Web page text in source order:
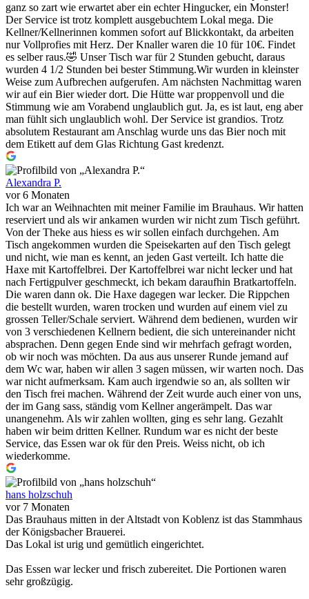
ganz so zart wie erwartet aber ein echter Hingucker, ein Monster!
Der Service ist trotz komplett ausgebuchtem Lokal mega. Die
Kellner/Kellnerinnen kommen sofort auf Blickkontakt, da arbeiten
nur Vollprofies mit Herz. Der Knaller waren die 10 für 10€. Findet
es selber raus.🤣 Unser Tisch war für 2 Stunden gebucht, daraus
wurden 4 1/2 Stunden bei bester Stimmung.Wir wurden in kleinster
Weise zum Aufbrechen aufgerufen. Am nächsten Nachmittag waren
wir auf ein Bier wieder dort. Die Hütte war proppenvoll und die
Stimmung wie am Vorabend unglaublich gut. Ja, es ist laut, eng aber
man fühlt sich unglaublich wohl. Der Service ist grandios. Trotz
absolutem Restaurant am Anschlag wurde uns das Bier noch mit
dem Etikett auf dem Glas Richtung Gast kredenzt.
Alexandra P.
vor 6 Monaten
Ich war an Weihnachten mit meiner Familie im Brauhaus. Wir hatten
reserviert und als wir ankamen wurden wir nicht zum Tisch geführt.
Von der Theke aus hiess es wir sollen einfach durchgehen. Am
Tisch angekommen wurden die Speisekarten auf den Tisch gelegt
und nicht, wie man es kennt, an jeden Gast verteilt. Ich hatte die
Haxe mit Kartoffelbrei. Der Kartoffelbrei war nicht lecker und hat
nach Fertigpulver geschmeckt, ich bekam daraufhin Bratkartoffeln.
Die waren dann ok. Die Haxe dagegen war lecker. Die Rippchen
die bestellt wurden, waren trocken und wurden auf einem viel zu
grossen Teller/Schale serviert. Während dem bedienen, wurden wir
von 3 verschiedenen Kellnern bedient, die sich untereinander nicht
absprachen. Denn gegen Ende sind wir mehrfach gefragt worden,
ob wir noch was möchten. Da aus aus unserer Runde jemand auf
dem Wc war, haben wir allen 3 sagen müssen, wir warten noch. Das
war nicht aufmerksam. Kam auch irgendwie so an, als sollten wir
den Tisch frei machen. Während der Zeit wurde auch einer von uns,
der im Gang sass, ständig vom Kellner angerämpelt. Das war
unangenehm. Als wir zahlen wollten, ging es sehr lang. Gezahlt
haben wir beim dritten Kellner. Rundum war es nicht der beste
Service, das Essen war ok für den Preis. Weiss nicht, ob ich
wiederkomme.
hans holzschuh
vor 7 Monaten
Das Brauhaus mitten in der Altstadt von Koblenz ist das Stammhaus
der Königsbacher Brauerei.
Das Lokal ist urig und gemütlich eingerichtet.
Das Essen war lecker und frisch zubereitet. Die Portionen waren
sehr großzügig.